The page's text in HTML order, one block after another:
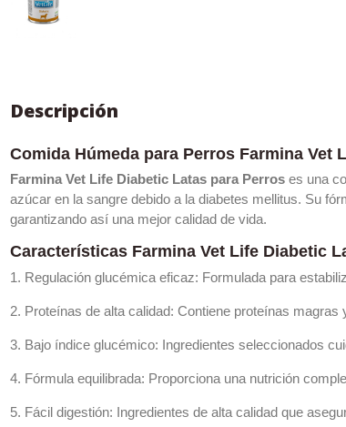
Descripción
Comida Húmeda para Perros Farmina Vet
Farmina Vet Life Diabetic Latas para Perros es una
azúcar en la sangre debido a la diabetes mellitus. Su
garantizando así una mejor calidad de vida.
Características Farmina Vet Life Diabetic
1. Regulación glucémica eficaz: Formulada para
2. Proteínas de alta calidad: Contiene proteínas
3. Bajo índice glucémico: Ingredientes seleccionados
4. Fórmula equilibrada: Proporciona una nutrición
5. Fácil digestión: Ingredientes de alta calidad que